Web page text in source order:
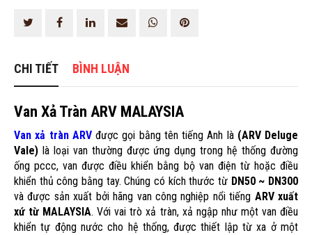
CHI TIẾT BÌNH LUẬN
Van Xả Tràn ARV MALAYSIA
Van xả tràn ARVđược gọi bằng tên tiếng Anh là (ARV Deluge
Vale) là loại van thường được ứng dụng trong hệ thống đường
ống pccc, van được điều khiển bằng bộ van điện từ hoặc điều
khiển thủ công bằng tay. Chúng có kích thước từ DN50 ~ DN300
và được sản xuất bởi hãng van công nghiệp nổi tiếng ARV xuất
xứ từ MALAYSIA. Với vai trò xả tràn, xả ngập như một van điều
khiển tự động nước cho hệ thống, được thiết lập từ xa ở một